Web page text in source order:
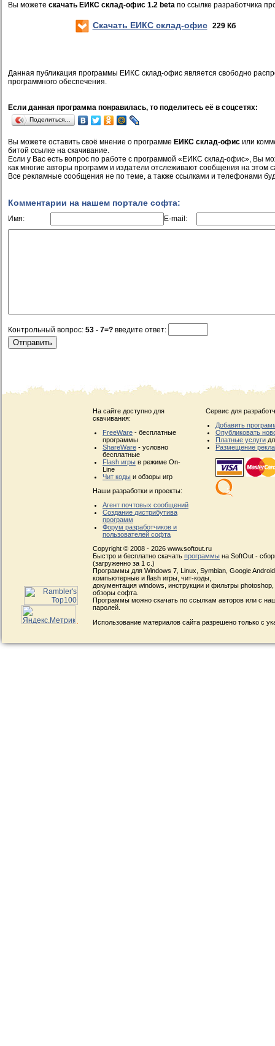
Вы можете скачать ЕИКС склад-офис 1.2 beta по ссылке разработчика
Скачать ЕИКС склад-офис 229 Кб
Данная публикация программы ЕИКС склад-офис является свободно
программного обеспечения.
Если данная программа понравилась, то поделитесь её в соцсетях:
Поделиться…
Вы можете оставить своё мнение о программе ЕИКС склад-офис или
битой ссылке на скачивание.
Если у Вас есть вопрос по работе с программой «ЕИКС склад-офис», Вы
как многие авторы программ и издатели отслеживают сообщения на этом
Все рекламные сообщения не по теме, а также ссылками и телефонами
Комментарии на нашем портале софта:
Имя: E-mail:
Контрольный вопрос: 53 - 7=? введите ответ:
На сайте доступно для
скачивания:
FreeWare - бесплатные
программы
ShareWare - условно
бесплатные
Flash игры в режиме On-
Line
Чит коды и обзоры игр
Наши разработки и проекты:
Агент почтовых сообщений
Создание дистрибутива
программ
Форум разработчиков и
пользователей софта
Сервис для
Добавить
Опубликовать
Платные услуги
Размещение
Copyright © 2008 - 2026 www.softout.ru
Быстро и бесплатно скачать программы на SoftOut -
(загруженно за 1 с.)
Программы для Windows 7, Linux, Symbian, Google
компьютерные и flash игры, чит-коды,
документация windows, инструкции и фильтры
обзоры софта.
Программы можно скачать по ссылкам авторов или с
паролей.
Использование материалов сайта разрешено только с